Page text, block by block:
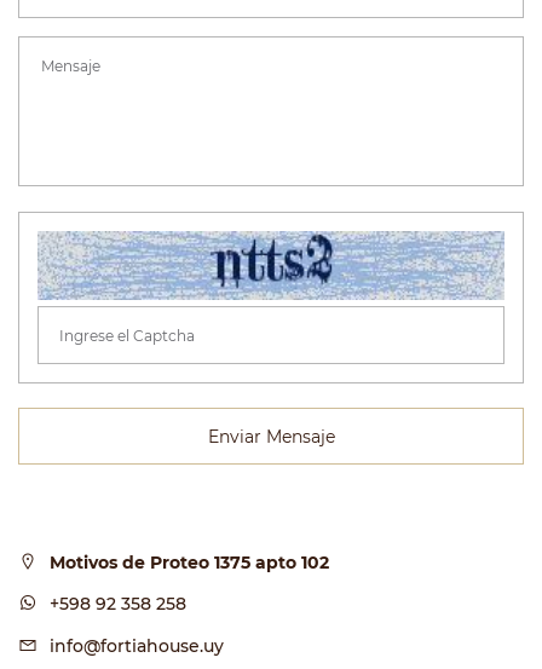
Enviar Mensaje
Motivos de Proteo 1375 apto 102
+598 92 358 258
info@fortiahouse.uy